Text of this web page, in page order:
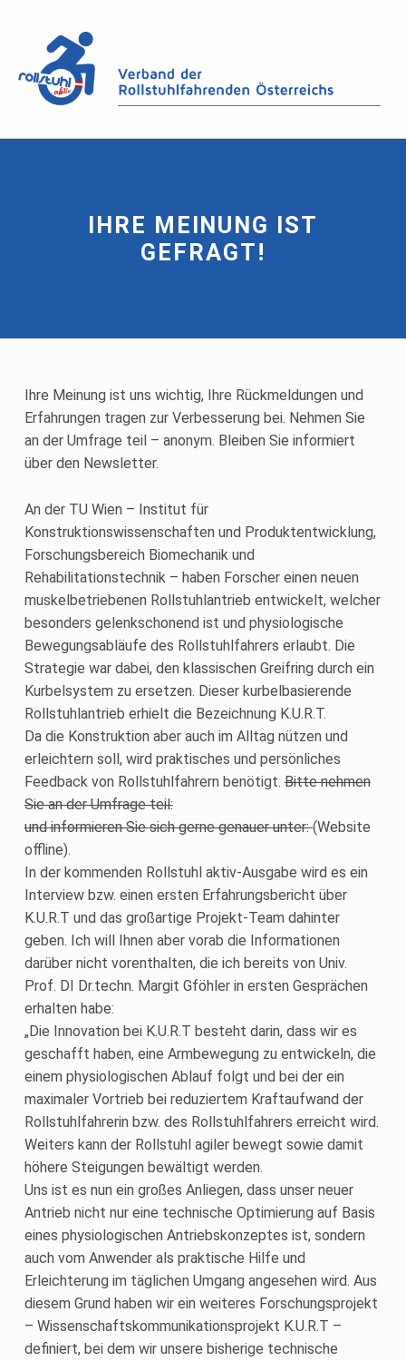
IHRE MEINUNG IST
GEFRAGT!
Ihre Meinung ist uns wichtig, Ihre Rückmeldungen und
Erfahrungen tragen zur Verbesserung bei. Nehmen Sie
an der Umfrage teil – anonym. Bleiben Sie informiert
über den Newsletter.
An der TU Wien – Institut für
Konstruktionswissenschaften und Produktentwicklung,
Forschungsbereich Biomechanik und
Rehabilitationstechnik – haben Forscher einen neuen
muskelbetriebenen Rollstuhlantrieb entwickelt, welcher
besonders gelenkschonend ist und physiologische
Bewegungsabläufe des Rollstuhlfahrers erlaubt. Die
Strategie war dabei, den klassischen Greifring durch ein
Kurbelsystem zu ersetzen. Dieser kurbelbasierende
Rollstuhlantrieb erhielt die Bezeichnung K.U.R.T.
Da die Konstruktion aber auch im Alltag nützen und
erleichtern soll, wird praktisches und persönliches
Feedback von Rollstuhlfahrern benötigt. Bitte nehmen
Sie an der Umfrage teil:
und informieren Sie sich gerne genauer unter:(Website
offline).
In der kommenden Rollstuhl aktiv-Ausgabe wird es ein
Interview bzw. einen ersten Erfahrungsbericht über
K.U.R.T und das großartige Projekt-Team dahinter
geben. Ich will Ihnen aber vorab die Informationen
darüber nicht vorenthalten, die ich bereits von Univ.
Prof. DI Dr.techn. Margit Gföhler in ersten Gesprächen
erhalten habe:
„Die Innovation bei K.U.R.T besteht darin, dass wir es
geschafft haben, eine Armbewegung zu entwickeln, die
einem physiologischen Ablauf folgt und bei der ein
maximaler Vortrieb bei reduziertem Kraftaufwand der
Rollstuhlfahrerin bzw. des Rollstuhlfahrers erreicht wird.
Weiters kann der Rollstuhl agiler bewegt sowie damit
höhere Steigungen bewältigt werden.
Uns ist es nun ein großes Anliegen, dass unser neuer
Antrieb nicht nur eine technische Optimierung auf Basis
eines physiologischen Antriebskonzeptes ist, sondern
auch vom Anwender als praktische Hilfe und
Erleichterung im täglichen Umgang angesehen wird. Aus
diesem Grund haben wir ein weiteres Forschungsprojekt
– Wissenschaftskommunikationsprojekt K.U.R.T –
definiert, bei dem wir unsere bisherige technische